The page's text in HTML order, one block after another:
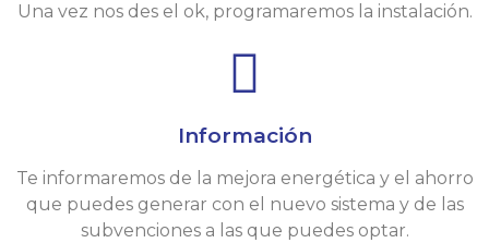
Información
Te informaremos de la mejora energética y el ahorro
que puedes generar con el nuevo sistema y de las
subvenciones a las que puedes optar.
Una vez nos des el ok, programaremos la instalación.